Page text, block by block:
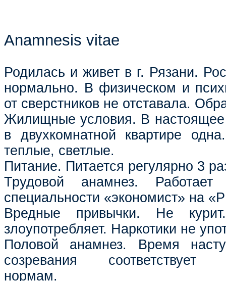
Anamnesis vitae
Родилась и живет в г. Рязани.
нормально. В физическом и
от сверстников не отставала.
Жилищные условия. В настоящее
в двухкомнатной квартире
теплые, светлые.
Питание. Питается регулярно 3
Трудовой анамнез.
специальности «экономист» на
Вредные привычки. Не
злоупотребляет. Наркотики не
Половой анамнез. Время
созревания соответствует
нормам.